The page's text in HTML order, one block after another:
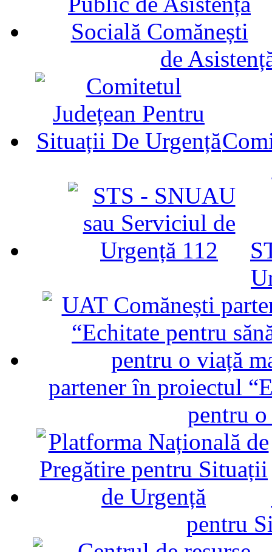
de
partener în proiectul
pentru
pentru